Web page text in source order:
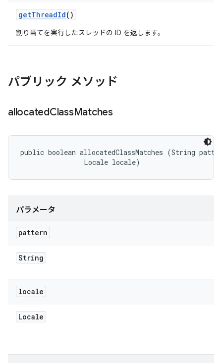
getThreadId()
割り当てを実行したスレッドの ID を返します。
パブリック メソッド
allocatedClassMatches
public boolean allocatedClassMatches (String
                Locale locale)
パラメータ
pattern
String
locale
Locale